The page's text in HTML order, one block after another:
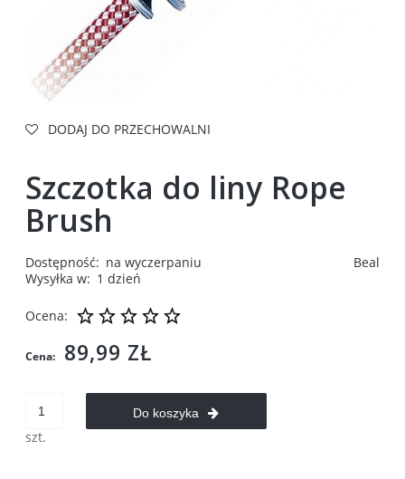
DODAJ DO PRZECHOWALNI
Szczotka do liny Rope
Brush
Dostępność: na wyczerpaniu
Wysyłka w: 1 dzień
Ocena:
Beal
Cena: 89,99 ZŁ
szt.
Do koszyka